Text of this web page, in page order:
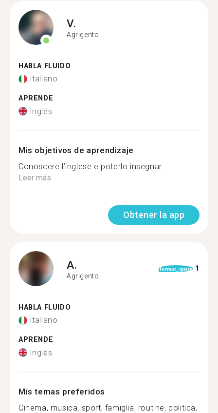
V.
Agrigento
HABLA FLUIDO
Italiano
APRENDE
Inglés
Mis objetivos de aprendizaje
Conoscere l’inglese e poterlo insegnar...
Leer más
Obtener la app
A.
Agrigento
format_quote 1
HABLA FLUIDO
Italiano
APRENDE
Inglés
Mis temas preferidos
Cinema, musica, sport, famiglia, routine, politica,